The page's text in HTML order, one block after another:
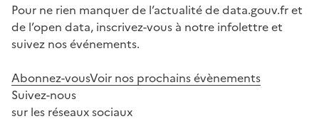
Pour ne rien manquer de l’actualité de data.gouv.fr et
de l’open data, inscrivez-vous à notre infolettre et
suivez nos événements.
Abonnez-vousVoir nos prochains évènements
Suivez-nous
sur les réseaux sociaux